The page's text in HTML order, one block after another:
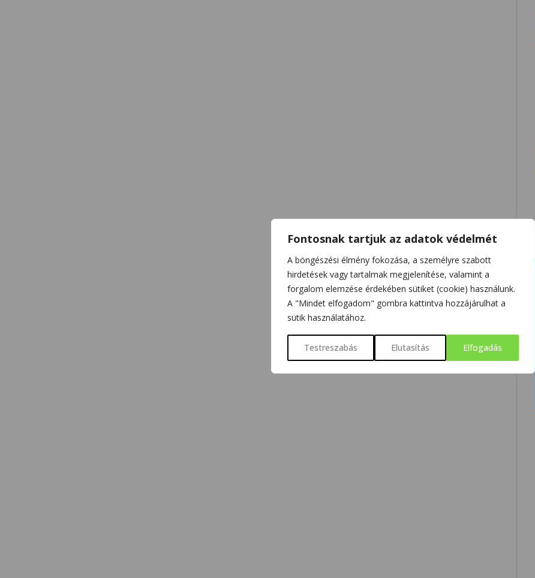
Fontosnak tartjuk az adatok védelmét
A böngészési élmény fokozása, a személyre szabott
hirdetések vagy tartalmak megjelenítése, valamint a
forgalom elemzése érdekében sütiket (cookie) használunk.
A "Mindet elfogadom" gombra kattintva hozzájárulhat a
sütik használatához.
Testreszabás Elutasítás Elfogadás